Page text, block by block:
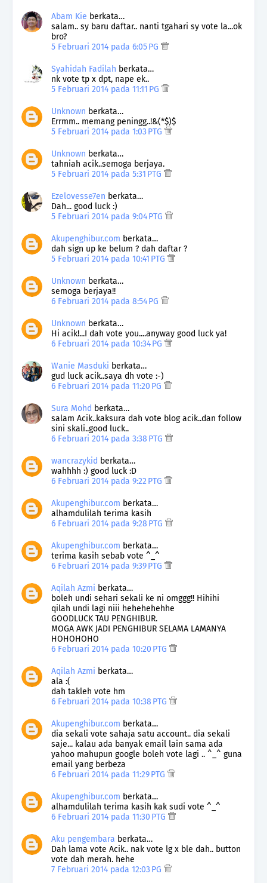
Abam Kie berkata…
salam.. sy baru daftar.. nanti tgahari sy vote la...ok
bro?
5 Februari 2014 pada 6:05 PG
Syahidah Fadilah berkata…
nk vote tp x dpt, nape ek..
5 Februari 2014 pada 11:11 PG
Unknown berkata…
Errmm.. memang peningg..!&(*$)$
5 Februari 2014 pada 1:03 PTG
Unknown berkata…
tahniah acik..semoga berjaya.
5 Februari 2014 pada 5:31 PTG
Ezelovesse7en berkata…
Dah... good luck :)
5 Februari 2014 pada 9:04 PTG
Akupenghibur.com berkata…
dah sign up ke belum ? dah daftar ?
5 Februari 2014 pada 10:41 PTG
Unknown berkata…
semoga berjaya!!
6 Februari 2014 pada 8:54 PG
Unknown berkata…
Hi acik!...I dah vote you....anyway good luck ya!
6 Februari 2014 pada 10:34 PG
Wanie Masduki berkata…
gud luck acik..saya dh vote :-)
6 Februari 2014 pada 11:20 PG
Sura Mohd berkata…
salam Acik..kaksura dah vote blog acik..dan follow
sini skali..good luck..
6 Februari 2014 pada 3:38 PTG
wancrazykid berkata…
wahhhh :) good luck :D
6 Februari 2014 pada 9:22 PTG
Akupenghibur.com berkata…
alhamdulilah terima kasih
6 Februari 2014 pada 9:28 PTG
Akupenghibur.com berkata…
terima kasih sebab vote ^_^
6 Februari 2014 pada 9:39 PTG
Aqilah Azmi berkata…
boleh undi sehari sekali ke ni omggg!! Hihihi
qilah undi lagi niii hehehehehhe
GOODLUCK TAU PENGHIBUR.
MOGA AWK JADI PENGHIBUR SELAMA LAMANYA
HOHOHOHO
6 Februari 2014 pada 10:20 PTG
Aqilah Azmi berkata…
ala :(
dah takleh vote hm
6 Februari 2014 pada 10:38 PTG
Akupenghibur.com berkata…
dia sekali vote sahaja satu account.. dia sekali
saje... kalau ada banyak email lain sama ada
yahoo mahupun google boleh vote lagi .. ^_^ guna
email yang berbeza
6 Februari 2014 pada 11:29 PTG
Akupenghibur.com berkata…
alhamdulilah terima kasih kak sudi vote ^_^
6 Februari 2014 pada 11:30 PTG
Aku pengembara berkata…
Dah lama vote Acik.. nak vote lg x ble dah.. button
vote dah merah. hehe
7 Februari 2014 pada 12:03 PG